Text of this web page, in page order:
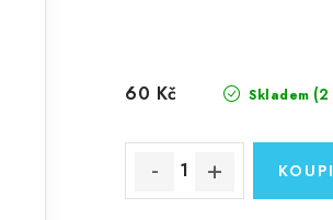
k
t
ů
Skladem (2
60 Kč